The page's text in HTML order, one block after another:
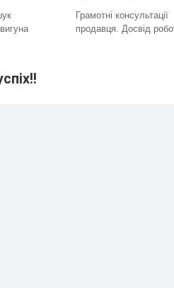
Грамотні консультації
продавця. Досвід